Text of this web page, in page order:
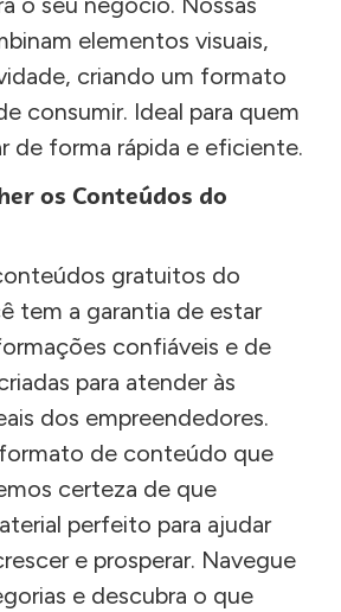
elementos visuais,
criando um formato
consumir. Ideal para quem
de forma rápida e eficiente.
os Conteúdos do
gratuitos do
tem a garantia de estar
confiáveis e de
para atender às
dos empreendedores.
de conteúdo que
certeza de que
perfeito para ajudar
e prosperar. Navegue
e descubra o que